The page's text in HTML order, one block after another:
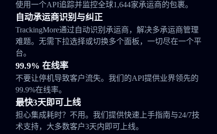
使用一个API追踪并监控全球1,644家承运商的包裹。
自动承运商识别与纠正
TrackingMore通过自动识别承运商，解决多承运商管理
难题。无需下拉选择或切换多个面板，一切尽在一个平
台。
99.9% 在线率
不要让停机导致客户流失。我们的API提供业界领先的
99.9%在线率。
最快3天即可上线
担心集成耗时？不用。我们提供快速上手指南与24/7技
术支持，大多数客户3天内即可上线。